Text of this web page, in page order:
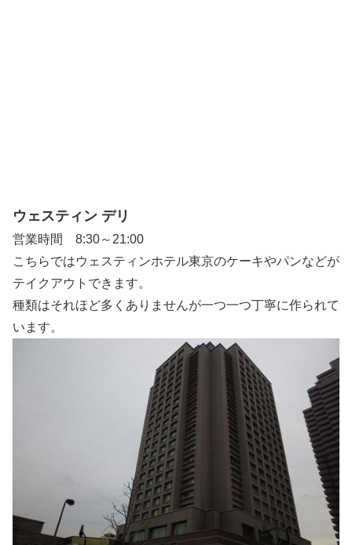
ウェスティン デリ
営業時間 8:30～21:00
こちらではウェスティンホテル東京のケーキやパンなどが
テイクアウトできます。
種類はそれほど多くありませんが一つ一つ丁寧に作られて
います。